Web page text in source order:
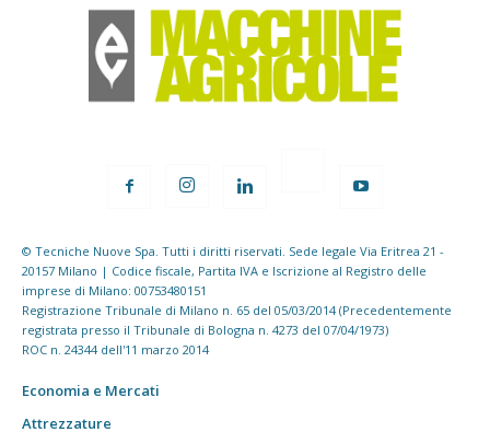
© Tecniche Nuove Spa. Tutti i diritti riservati. Sede legale Via Eritrea 21 -
20157 Milano | Codice fiscale, Partita IVA e Iscrizione al Registro delle
imprese di Milano: 00753480151
Registrazione Tribunale di Milano n. 65 del 05/03/2014 (Precedentemente
registrata presso il Tribunale di Bologna n. 4273 del 07/04/1973)
ROC n. 24344 dell'11 marzo 2014
Economia e Mercati
Attrezzature